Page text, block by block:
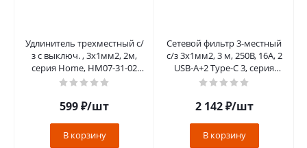
Удлинитель трехместный с/
з с выключ. , 3x1мм2, 2м,
серия Home, HM07-31-02
(У16А-002), белый
599₽/шт
В корзину
Сетевой фильтр 3-местный
с/з 3x1мм2, 3 м, 250В, 16А, 2
USB-A+2 Type-C 3, серия
Nova, HM21-31-03, бел
2 142₽/шт
В корзину